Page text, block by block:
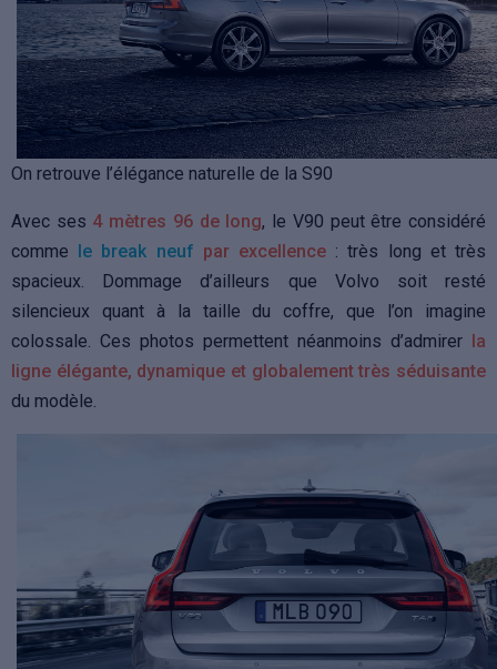
On retrouve l’élégance naturelle de la S90
Avec ses 4 mètres 96 de long, le V90 peut être considéré
comme le break neuf par excellence : très long et très
spacieux. Dommage d’ailleurs que Volvo soit resté
silencieux quant à la taille du coffre, que l’on imagine
colossale. Ces photos permettent néanmoins d’admirer la
ligne élégante, dynamique et globalement très séduisante
du modèle.